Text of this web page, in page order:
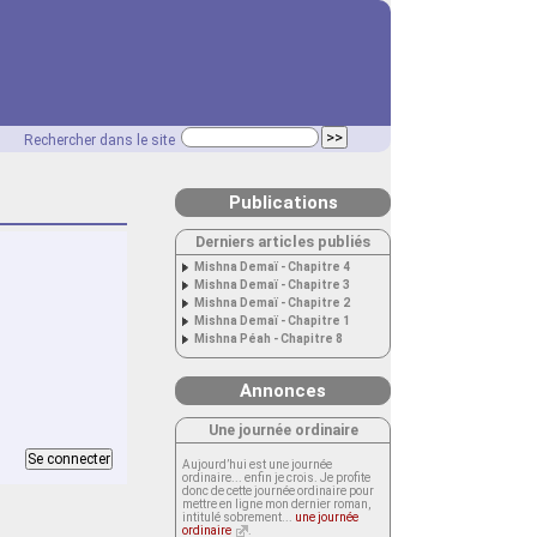
Rechercher dans le site
Publications
Derniers articles publiés
Mishna Demaï - Chapitre 4
Mishna Demaï - Chapitre 3
Mishna Demaï - Chapitre 2
Mishna Demaï - Chapitre 1
Mishna Péah - Chapitre 8
Annonces
Une journée ordinaire
Aujourd’hui est une journée
ordinaire... enfin je crois. Je profite
donc de cette journée ordinaire pour
mettre en ligne mon dernier roman,
intitulé sobrement... une journée
ordinaire